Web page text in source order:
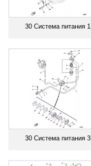
30 Система питания 1
30 Система питания 3